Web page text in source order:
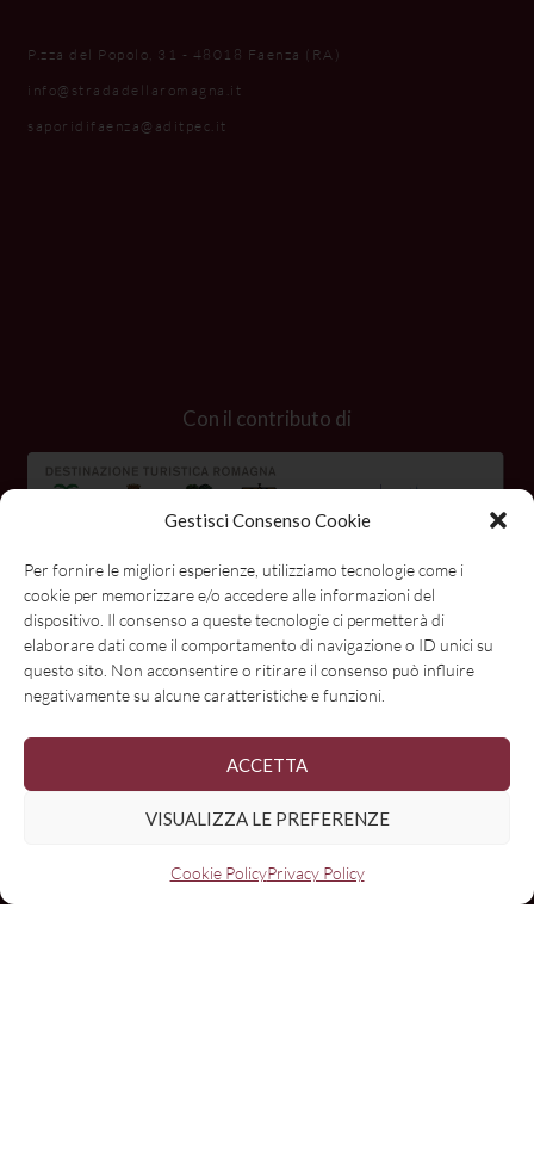
Gestisci Consenso Cookie
Per fornire le migliori esperienze, utilizziamo tecnologie come i
cookie per memorizzare e/o accedere alle informazioni del
dispositivo. Il consenso a queste tecnologie ci permetterà di
elaborare dati come il comportamento di navigazione o ID unici su
questo sito. Non acconsentire o ritirare il consenso può influire
negativamente su alcune caratteristiche e funzioni.
ACCETTA
VISUALIZZA LE PREFERENZE
Cookie PolicyPrivacy Policy
P.zza del Popolo, 31 - 48018 Faenza (RA)
info@stradadellaromagna.it
saporidifaenza@aditpec.it
Con il contributo di